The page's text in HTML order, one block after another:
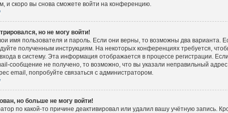
и скоро вы снова сможете войти на конференцию.
но не могу войти!
имя пользователя и пароль. Если они верны, то возможны два варианта.
полученным инструкциям. На некоторых конференциях требуется,
в систему. Эта информация отображается в процессе регистрации.
сообщение не получено, то возможно, что вы указали неправильный
email, попробуйте связаться с администратором.
но больше не могу войти!
по какой-то причине деактивировал или удалил вашу учётную запись.